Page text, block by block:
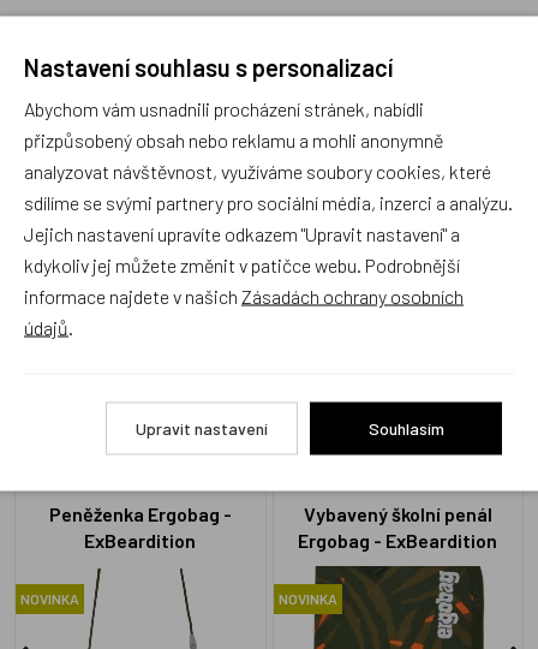
Produkt zatím nemá žádné hodnocení,buďte první, kdo
produkt ohodnotí!
Přidat hodnocení
Zboží se stejným motivem
Peněženka Ergobag -
ExBeardition
NOVINKA
Vybavený školní penál
Ergobag - ExBeardition
NOVINKA
Nastavení souhlasu s personalizací
Abychom vám usnadnili procházení stránek, nabídli
přizpůsobený obsah nebo reklamu a mohli anonymně
analyzovat návštěvnost, využíváme soubory cookies, které
sdílíme se svými partnery pro sociální média, inzerci a analýzu.
Jejich nastavení upravíte odkazem "Upravit nastavení" a
kdykoliv jej můžete změnit v patičce webu. Podrobnější
informace najdete v našich Zásadách ochrany osobních
údajů
Upravit nastavení Souhlasím